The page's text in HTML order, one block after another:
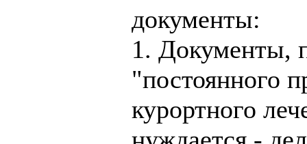
документы:
1. Документы,
"постоянного
курортного